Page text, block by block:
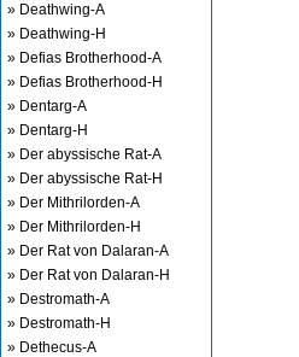
» Deathwing-A
» Deathwing-H
» Defias Brotherhood-A
» Defias Brotherhood-H
» Dentarg-A
» Dentarg-H
» Der abyssische Rat-A
» Der abyssische Rat-H
» Der Mithrilorden-A
» Der Mithrilorden-H
» Der Rat von Dalaran-A
» Der Rat von Dalaran-H
» Destromath-A
» Destromath-H
» Dethecus-A